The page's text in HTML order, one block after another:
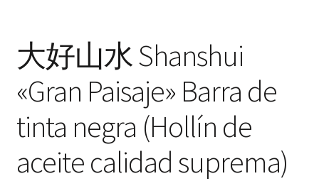
大好山水 Shanshui
«Gran Paisaje» Barra de
tinta negra (Hollín de
aceite calidad suprema)